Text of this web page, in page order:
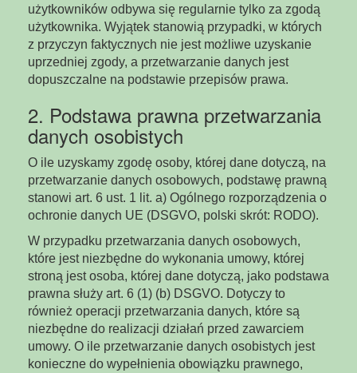
użytkowników odbywa się regularnie tylko za zgodą
użytkownika. Wyjątek stanowią przypadki, w których
z przyczyn faktycznych nie jest możliwe uzyskanie
uprzedniej zgody, a przetwarzanie danych jest
dopuszczalne na podstawie przepisów prawa.
2. Podstawa prawna przetwarzania
danych osobistych
O ile uzyskamy zgodę osoby, której dane dotyczą, na
przetwarzanie danych osobowych, podstawę prawną
stanowi art. 6 ust. 1 lit. a) Ogólnego rozporządzenia o
ochronie danych UE (DSGVO, polski skrót: RODO).
W przypadku przetwarzania danych osobowych,
które jest niezbędne do wykonania umowy, której
stroną jest osoba, której dane dotyczą, jako podstawa
prawna służy art. 6 (1) (b) DSGVO. Dotyczy to
również operacji przetwarzania danych, które są
niezbędne do realizacji działań przed zawarciem
umowy. O ile przetwarzanie danych osobistych jest
konieczne do wypełnienia obowiązku prawnego,